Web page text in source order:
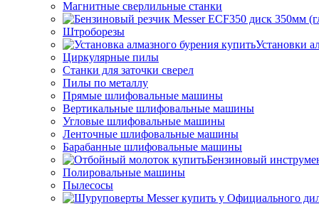
Магнитные сверлильные станки
Штроборезы
Установки
Циркулярные пилы
Станки для заточки сверел
Пилы по металлу
Прямые шлифовальные машины
Вертикальные шлифовальные машины
Угловые шлифовальные машины
Ленточные шлифовальные машины
Барабанные шлифовальные машины
Бензиновый
Полировальные машины
Пылесосы